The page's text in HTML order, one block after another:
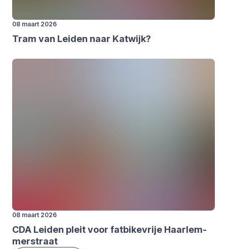
08 maart 2026
Tram van Lei­den naar Kat­wijk?
08 maart 2026
CDA Lei­den pleit voor fat­bi­ke­vrije Haar­lem­
mer­straat